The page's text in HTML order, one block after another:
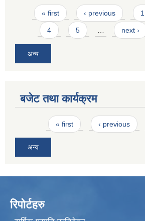
Pages
« first ‹ previous 1
4 5 … next ›
अन्य
बजेट तथा कार्यक्रम
Pages« first ‹ previous
अन्य
रिपोर्टहरु